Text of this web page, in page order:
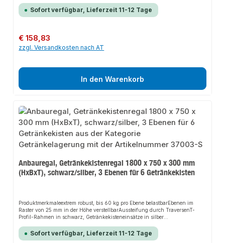
werdenBeschreibungübersichtliche Lagerung unterschiedlicher
KistenGetränkeflaschen einzeln entnehmbarschneller Aufbau durch
Sofort verfügbar, Lieferzeit 11-12 Tage
Regulärer Preis:
€ 158,83
zzgl. Versandkosten nach AT
In den Warenkorb
Anbauregal, Getränkekistenregal 1800 x 750 x 300 mm
(HxBxT), schwarz/silber, 3 Ebenen für 6 Getränkekisten
Produktmerkmaleextrem robust, bis 60 kg pro Ebene belastbarEbenen im
Raster von 25 mm in der Höhe verstellbarAussteifung durch TraversenT-
Profil-Rahmen in schwarz, Getränkekisteneinsätze in silber
werdenBeschreibungübersichtliche Lagerung unterschiedlicher
KistenGetränkeflaschen einzeln entnehmbarschneller Aufbau durch
Sofort verfügbar, Lieferzeit 11-12 Tage